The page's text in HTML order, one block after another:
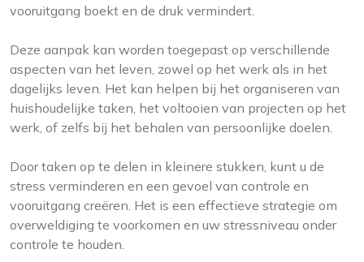
vooruitgang boekt en de druk vermindert.
Deze aanpak kan worden toegepast op verschillende
aspecten van het leven, zowel op het werk als in het
dagelijks leven. Het kan helpen bij het organiseren van
huishoudelijke taken, het voltooien van projecten op het
werk, of zelfs bij het behalen van persoonlijke doelen.
Door taken op te delen in kleinere stukken, kunt u de
stress verminderen en een gevoel van controle en
vooruitgang creëren. Het is een effectieve strategie om
overweldiging te voorkomen en uw stressniveau onder
controle te houden.